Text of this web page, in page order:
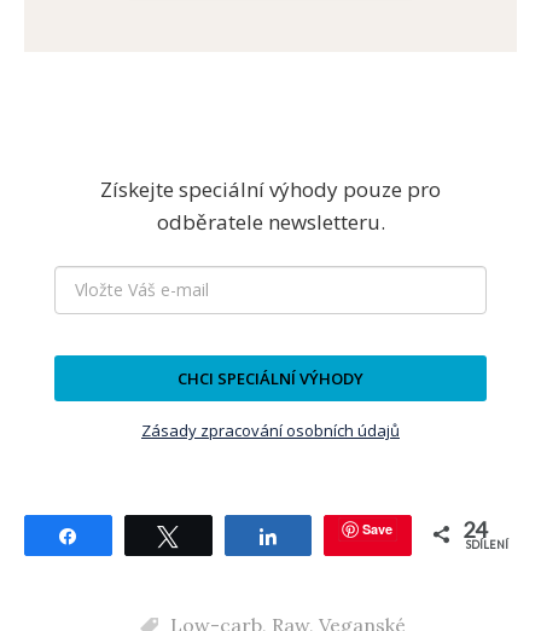
Získejte speciální výhody pouze pro
odběratele newsletteru.
CHCI SPECIÁLNÍ VÝHODY
Zásady zpracování osobních údajů
Tweetnout Save 24
SDÍLENÍ
Low-carb, Raw, Veganské